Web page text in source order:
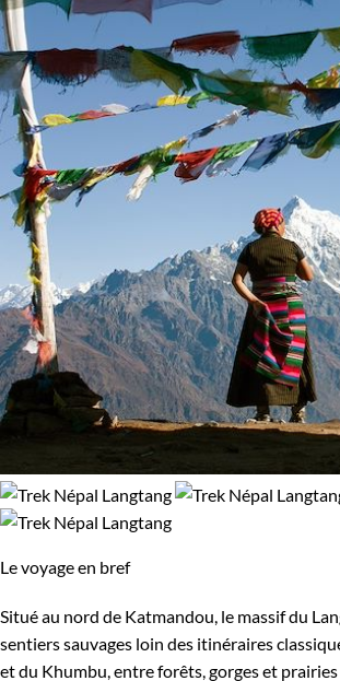
Le voyage en bref
Situé au nord de Katmandou, le massif du
sentiers sauvages loin des itinéraires
et du Khumbu, entre forêts, gorges et prairies